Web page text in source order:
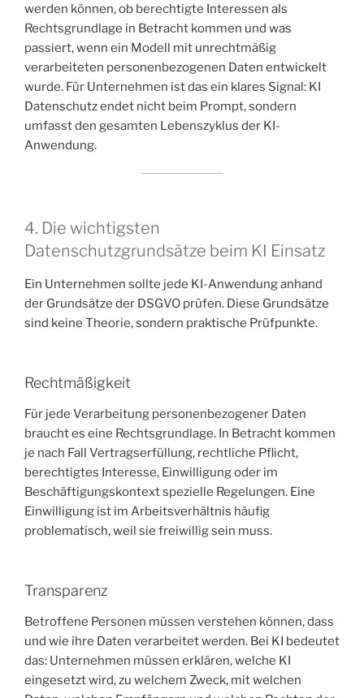
werden können, ob berechtigte Interessen als
Rechtsgrundlage in Betracht kommen und was
passiert, wenn ein Modell mit unrechtmäßig
verarbeiteten personenbezogenen Daten entwickelt
wurde. Für Unternehmen ist das ein klares Signal: KI
Datenschutz endet nicht beim Prompt, sondern
umfasst den gesamten Lebenszyklus der KI-
Anwendung.
4. Die wichtigsten
Datenschutzgrundsätze beim KI Einsatz
Ein Unternehmen sollte jede KI-Anwendung anhand
der Grundsätze der DSGVO prüfen. Diese Grundsätze
sind keine Theorie, sondern praktische Prüfpunkte.
Rechtmäßigkeit
Für jede Verarbeitung personenbezogener Daten
braucht es eine Rechtsgrundlage. In Betracht kommen
je nach Fall Vertragserfüllung, rechtliche Pflicht,
berechtigtes Interesse, Einwilligung oder im
Beschäftigungskontext spezielle Regelungen. Eine
Einwilligung ist im Arbeitsverhältnis häufig
problematisch, weil sie freiwillig sein muss.
Transparenz
Betroffene Personen müssen verstehen können, dass
und wie ihre Daten verarbeitet werden. Bei KI bedeutet
das: Unternehmen müssen erklären, welche KI
eingesetzt wird, zu welchem Zweck, mit welchen